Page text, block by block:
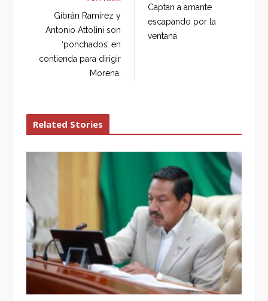
o
k
r
+
Gibrán Ramírez y
Antonio Attolini son
‘ponchados’ en
contienda para dirigir
Morena.
Captan a amante
escapando por la
ventana
Related Stories